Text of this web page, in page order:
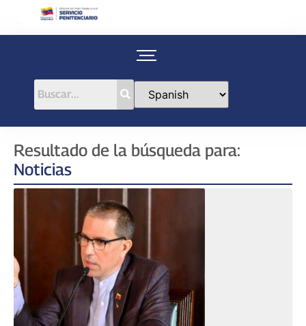
Resultado de la búsqueda para:
Noticias